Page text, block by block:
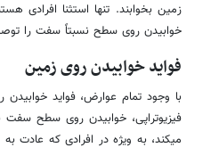
زمین بخوابند. تنها استثنا
خوابیدن روی سطح نسبتاً سفت را
فواید خوابیدن روی زمین
با وجود تمام عوارض، فواید
فیزیوتراپی، خوابیدن روی سطح سفت
میکند، به ویژه در افرادی که عادت